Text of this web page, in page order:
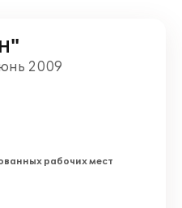
2009
рабочих мест